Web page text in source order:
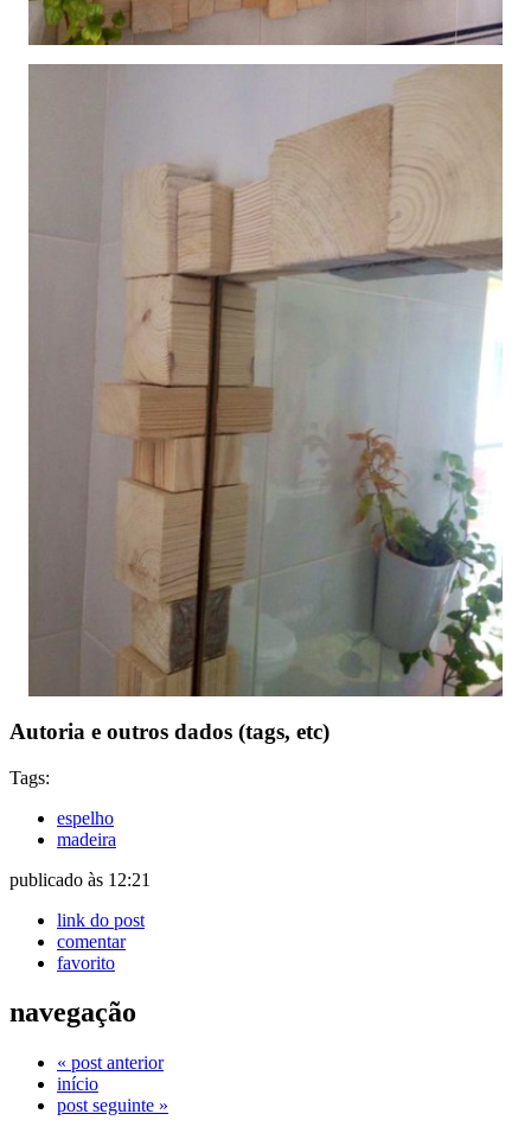
Autoria e outros dados (tags, etc)
Tags:
espelho
madeira
publicado às 12:21
link do post
comentar
favorito
navegação
« post anterior
início
post seguinte »